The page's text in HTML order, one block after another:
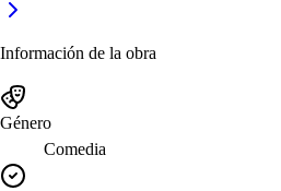
Información de la obra
Género
Comedia